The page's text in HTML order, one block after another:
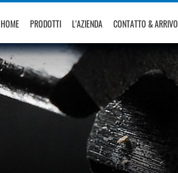
HOME PRODOTTI L'AZIENDA CONTATTO & ARRIVO